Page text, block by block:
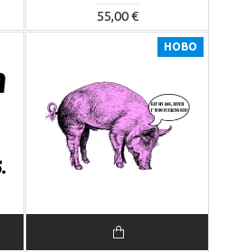
55,00 €
НОВО